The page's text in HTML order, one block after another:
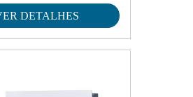
DETALHES